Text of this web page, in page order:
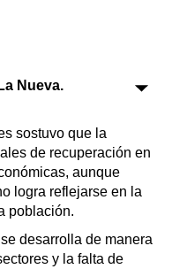
Nueva.
sostuvo que la
de recuperación en
aunque
logra reflejarse en la
población.
desarrolla de manera
y la falta de